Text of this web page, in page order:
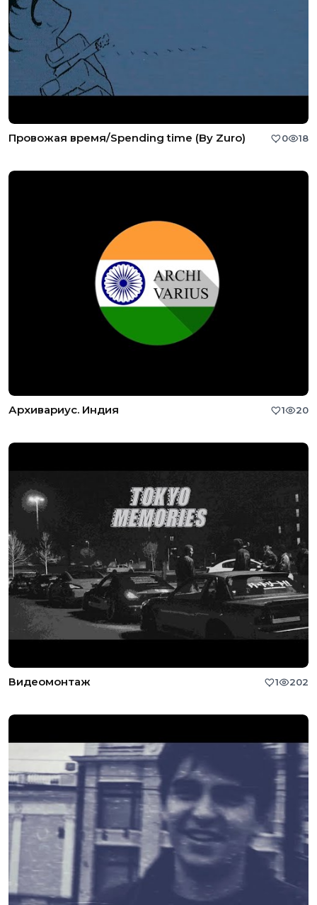
Провожая время/Spending time (By Zuro) 0 18
Архивариус. Индия 1 20
Видеомонтаж 1 202